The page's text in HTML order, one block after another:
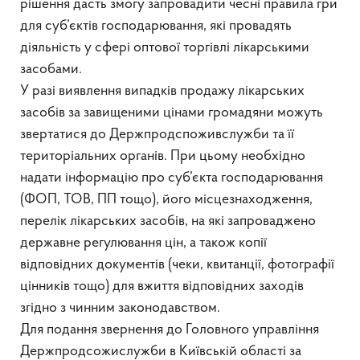
рішення дасть змогу запровадити чесні правила гри
для суб’єктів господарювання, які провадять
діяльність у сфері оптової торгівлі лікарськими
засобами.
У разі виявлення випадків продажу лікарських
засобів за завищеними цінами громадяни можуть
звертатися до Держпродспоживслужби та її
територіальних органів. При цьому необхідно
надати інформацію про суб’єкта господарювання
(ФОП, ТОВ, ПП тощо), його місцезнаходження,
перелік лікарських засобів, на які запроваджено
державне регулювання цін, а також копії
відповідних документів (чеки, квитанції, фотографії
цінників тощо) для вжиття відповідних заходів
згідно з чинним законодавством.
Для подання звернення до Головного управління
Держпродсожислужби в Київській області за